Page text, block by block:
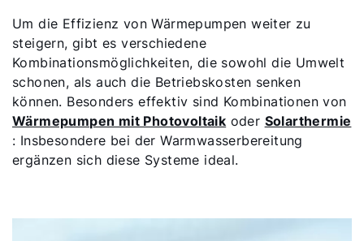
Um die Effizienz von Wärmepumpen weiter zu
steigern, gibt es verschiedene
Kombinationsmöglichkeiten, die sowohl die Umwelt
schonen, als auch die Betriebskosten senken
können. Besonders effektiv sind Kombinationen von
Wärmepumpen mit Photovoltaik oder Solarthermie
: Insbesondere bei der Warmwasserbereitung
ergänzen sich diese Systeme ideal.
Produktberatung
Fachhandwerker finden
Wichtige Links
5 Jahre Garantie